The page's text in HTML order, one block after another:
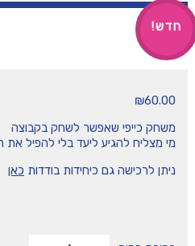
₪60.00
משחק כייפי שאפשר לשחק בקבוצה
מי מצליח להגיע ליעד בלי להפיל את
ניתן לרכישה גם כיחידות בודדות כאן